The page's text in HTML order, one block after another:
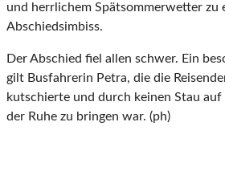
und herrlichem Spätsommerwetter zu
Abschiedsimbiss.
Der Abschied fiel allen schwer. Ein
gilt Busfahrerin Petra, die die
kutschierte und durch keinen Stau auf
der Ruhe zu bringen war. (ph)